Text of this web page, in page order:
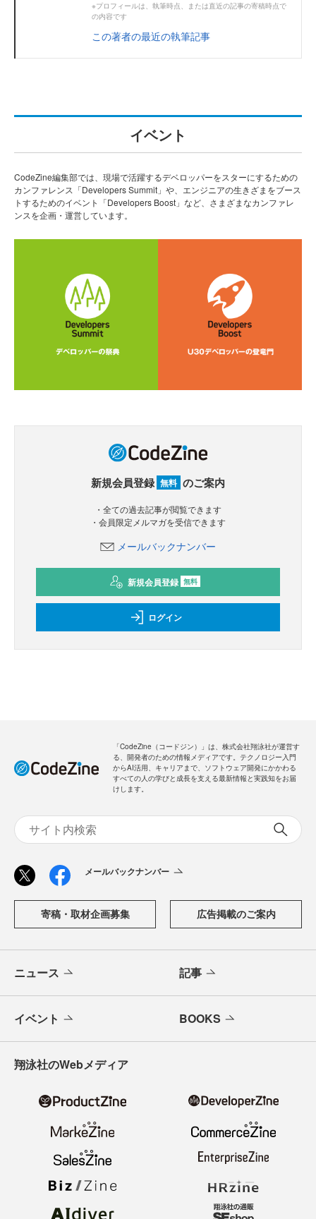
※プロフィールは、執筆時点、または直近の記事の寄稿時点で
の内容です
この著者の最近の執筆記事
イベント
CodeZine編集部では、現場で活躍するデベロッパーをスターにするための
カンファレンス「Developers Summit」や、エンジニアの生きざまをブース
トするためのイベント「Developers Boost」など、さまざまなカンファレ
ンスを企画・運営しています。
新規会員登録 無料 のご案内
・全ての過去記事が閲覧できます
・会員限定メルマガを受信できます
メールバックナンバー
新規会員登録 無料
ログイン
「CodeZine（コードジン）」は、株式会社翔泳社が運営す
る、開発者のための情報メディアです。テクノロジー入門
からAI活用、キャリアまで、ソフトウェア開発にかかわる
すべての人の学びと成長を支える最新情報と実践知をお届
けします。
メールバックナンバー
寄稿・取材企画募集 広告掲載のご案内
ニュース 記事
イベント BOOKS
翔泳社のWebメディア